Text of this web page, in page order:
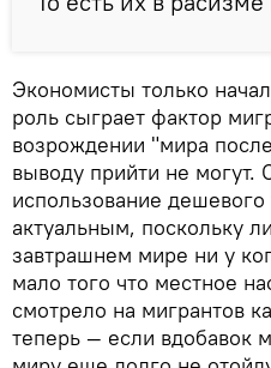
Экономисты только
роль сыграет фактор
возрождении "мира
выводу прийти не могут.
использование
актуальным, поскольку
завтрашнем мире ни у
мало того что местное
смотрело на мигрантов
теперь — если вдобавок